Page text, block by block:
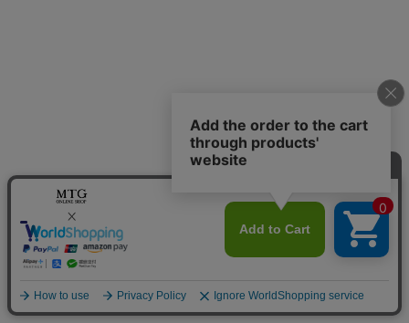
SCROLL DOWN